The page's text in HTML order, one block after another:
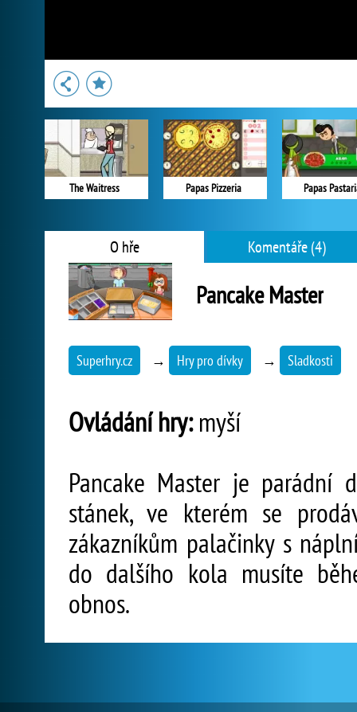
The Waitress Papas Pizzeria Papas
O hře Komentáře (4)
Pancake Master
Superhry.cz → Hry pro dívky → Sladkosti
Ovládání hry:myší
Pancake Master je parádní
stánek, ve kterém se
zákazníkům palačinky s
do dalšího kola musíte
obnos.